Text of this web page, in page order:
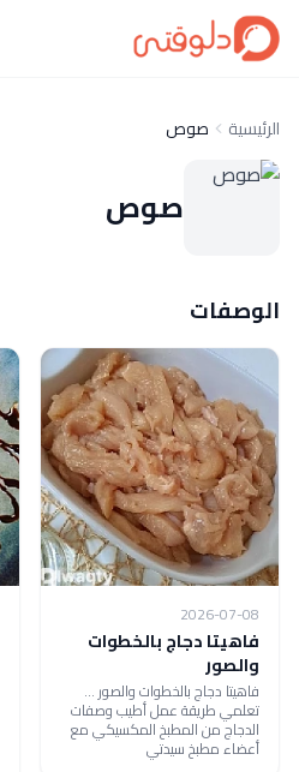
الرئيسية صوص
صوص
الوصفات
2026-07-08
فاهيتا دجاج بالخطوات
والصور
فاهيتا دجاج بالخطوات والصور ...
تعلمي طريقة عمل أطيب وصفات
الدجاج من المطبخ المكسيكي مع
أعضاء مطبخ سيدتي